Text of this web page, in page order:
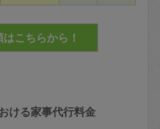
ける家事代行料金